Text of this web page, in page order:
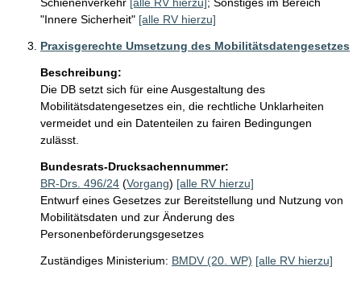
"Innere Sicherheit" [alle RV hierzu]
Praxisgerechte Umsetzung des Mobilitätsdatengesetzes
Beschreibung:
Die DB setzt sich für eine Ausgestaltung des
Mobilitätsdatengesetzes ein, die rechtliche Unklarheiten
vermeidet und ein Datenteilen zu fairen Bedingungen
zulässt.
Bundesrats-Drucksachennummer:
BR-Drs. 496/24 (Vorgang) [alle RV hierzu]
Entwurf eines Gesetzes zur Bereitstellung und Nutzung von
Mobilitätsdaten und zur Änderung des
Personenbeförderungsgesetzes
Zuständiges Ministerium: BMDV (20. WP) [alle RV hierzu]